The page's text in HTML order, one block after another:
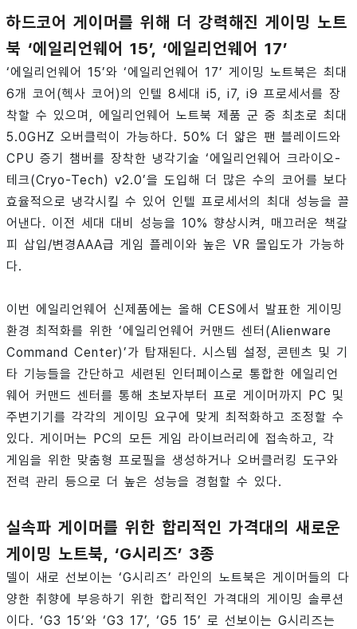
하드코어 게이머를 위해 더 강력해진 게이밍 노트
북 ‘에일리언웨어 15’, ‘에일리언웨어 17’
‘에일리언웨어 15’와 ‘에일리언웨어 17’ 게이밍 노트북은 최대
6개 코어(헥사 코어)의 인텔 8세대 i5, i7, i9 프로세서를 장
착할 수 있으며, 에일리언웨어 노트북 제품 군 중 최초로 최대
5.0GHZ 오버클럭이 가능하다. 50% 더 얇은 팬 블레이드와
CPU 증기 챔버를 장착한 냉각기술 ‘에일리언웨어 크라이오-
테크(Cryo-Tech) v2.0’을 도입해 더 많은 수의 코어를 보다
효율적으로 냉각시킬 수 있어 인텔 프로세서의 최대 성능을 끌
어낸다. 이전 세대 대비 성능을 10% 향상시켜, 매끄러운 책갈
피 삽입/변경AAA급 게임 플레이와 높은 VR 몰입도가 가능하
다.
이번 에일리언웨어 신제품에는 올해 CES에서 발표한 게이밍
환경 최적화를 위한 ‘에일리언웨어 커맨드 센터(Alienware
Command Center)’가 탑재된다. 시스템 설정, 콘텐츠 및 기
타 기능들을 간단하고 세련된 인터페이스로 통합한 에일리언
웨어 커맨드 센터를 통해 초보자부터 프로 게이머까지 PC 및
주변기기를 각각의 게이밍 요구에 맞게 최적화하고 조정할 수
있다. 게이머는 PC의 모든 게임 라이브러리에 접속하고, 각
게임을 위한 맞춤형 프로필을 생성하거나 오버클러킹 도구와
전력 관리 등으로 더 높은 성능을 경험할 수 있다.
실속파 게이머를 위한 합리적인 가격대의 새로운
게이밍 노트북, ‘G시리즈’ 3종
델이 새로 선보이는 ‘G시리즈’ 라인의 노트북은 게이머들의 다
양한 취향에 부응하기 위한 합리적인 가격대의 게이밍 솔루션
이다. ‘G3 15’와 ‘G3 17’, ‘G5 15’ 로 선보이는 G시리즈는